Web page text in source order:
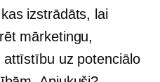
izstrādāts, lai
mārketingu,
uz potenciālo